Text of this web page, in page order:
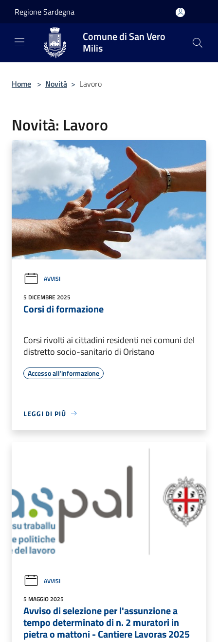
Regione Sardegna
Comune di San Vero
Milis
Home > Novità > Lavoro
Novità: Lavoro
AVVISI
5 DICEMBRE 2025
Corsi di formazione
Corsi rivolti ai cittadini residenti nei comuni del
distretto socio-sanitario di Oristano
Accesso all'informazione
LEGGI DI PIÙ
AVVISI
5 MAGGIO 2025
Avviso di selezione per l'assunzione a
tempo determinato di n. 2 muratori in
pietra o mattoni - Cantiere Lavoras 2025